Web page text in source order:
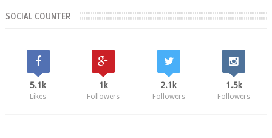
SOCIAL COUNTER
5.1k
Likes
1k
Followers
2.1k
Followers
1.5k
Followers